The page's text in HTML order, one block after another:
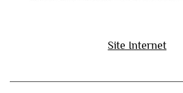
Site Internet